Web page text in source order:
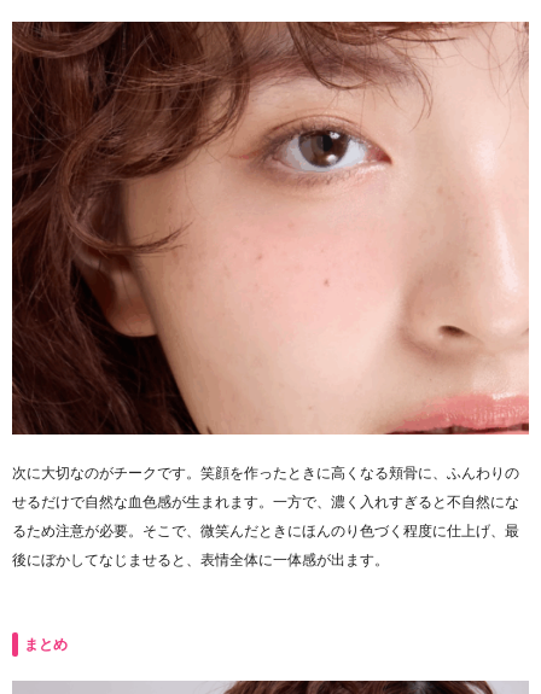
次に大切なのがチークです。笑顔を作ったときに高くなる頬骨に、ふんわりの
せるだけで自然な血色感が生まれます。一方で、濃く入れすぎると不自然にな
るため注意が必要。そこで、微笑んだときにほんのり色づく程度に仕上げ、最
後にぼかしてなじませると、表情全体に一体感が出ます。
まとめ